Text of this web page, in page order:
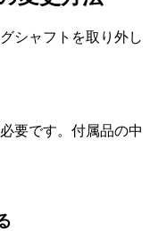
シャフトを取り外し
要です。付属品の中